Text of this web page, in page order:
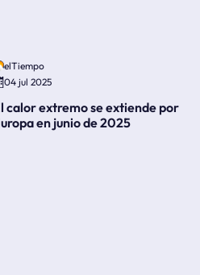
elTiempo
04 jul 2025
calor extremo se extiende por
en junio de 2025